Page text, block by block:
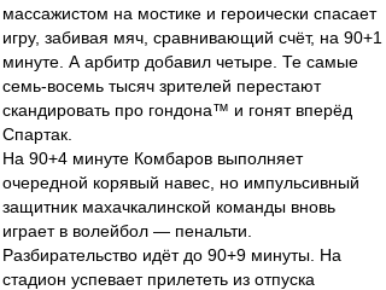
массажистом на мостике и героически спасает
игру, забивая мяч, сравнивающий счёт, на 90+1
минуте. А арбитр добавил четыре. Те самые
семь-восемь тысяч зрителей перестают
скандировать про гондона™ и гонят вперёд
Спартак.
На 90+4 минуте Комбаров выполняет
очередной корявый навес, но импульсивный
защитник махачкалинской команды вновь
играет в волейбол — пенальти.
Разбирательство идёт до 90+9 минуты. На
стадион успевает прилететь из отпуска